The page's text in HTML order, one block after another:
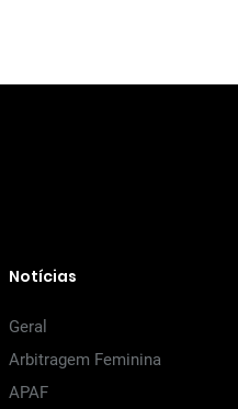
Notícias
Geral
Arbitragem Feminina
APAF